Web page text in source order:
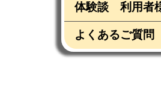
体験談 利用者
よくあるご質問